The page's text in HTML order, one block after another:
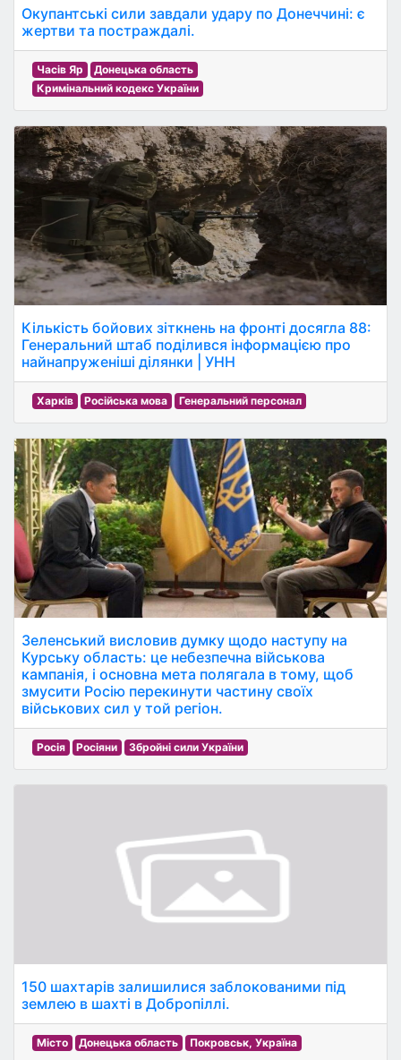
Окупантські сили завдали удару по Донеччині: є
жертви та постраждалі.
Часів Яр
Донецька область
Кримінальний кодекс України
Кількість бойових зіткнень на фронті досягла 88:
Генеральний штаб поділився інформацією про
найнапруженіші ділянки | УНН
Харків Російська мова Генеральний персонал
Зеленський висловив думку щодо наступу на
Курську область: це небезпечна військова
кампанія, і основна мета полягала в тому, щоб
змусити Росію перекинути частину своїх
військових сил у той регіон.
Росія Росіяни Збройні сили України
150 шахтарів залишилися заблокованими під
землею в шахті в Добропіллі.
Місто Донецька область Покровськ, Україна